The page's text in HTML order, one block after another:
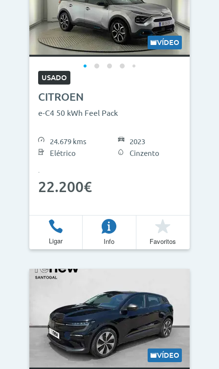
VÍDEO
USADO
CITROEN
e-C4 50 kWh Feel Pack
24.679 kms
Elétrico
2023
Cinzento
22.200€
Ligar Info Favoritos
VÍDEO